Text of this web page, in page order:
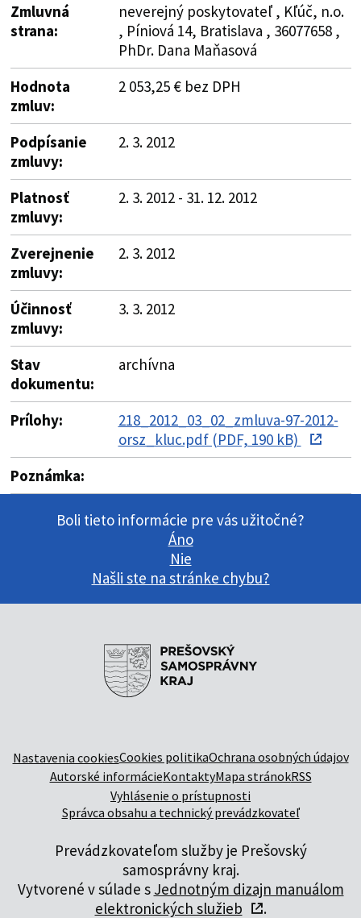
Zmluvná
strana:
neverejný poskytovateľ , Kľúč, n.o.
, Píniová 14, Bratislava , 36077658 ,
PhDr. Dana Maňasová
Hodnota
zmluv:
2 053,25 € bez DPH
Podpísanie
zmluvy:
2. 3. 2012
Platnosť
zmluvy:
2. 3. 2012 - 31. 12. 2012
Zverejnenie
zmluvy:
2. 3. 2012
Účinnosť
zmluvy:
3. 3. 2012
Stav
dokumentu:
archívna
Prílohy:
218_2012_03_02_zmluva-97-2012-
orsz_kluc.pdf (PDF, 190 kB)
Poznámka:
Boli tieto informácie pre vás užitočné?
Áno
Nie
Našli ste na stránke chybu?
Nastavenia cookiesCookies politikaOchrana osobných údajov
Autorské informácieKontaktyMapa stránokRSS
Vyhlásenie o prístupnosti
Správca obsahu a technický prevádzkovateľ
Prevádzkovateľom služby je Prešovský
samosprávny kraj.
Vytvorené v súlade s Jednotným dizajn manuálom
elektronických služieb
.